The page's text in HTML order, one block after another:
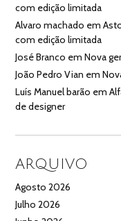
com edição limitada
Alvaro machado em
com edição limitada
José Branco emNova
João Pedro Vian em
Luís Manuel barão em
de designer
ARQUIVO
Agosto 2026
Julho 2026